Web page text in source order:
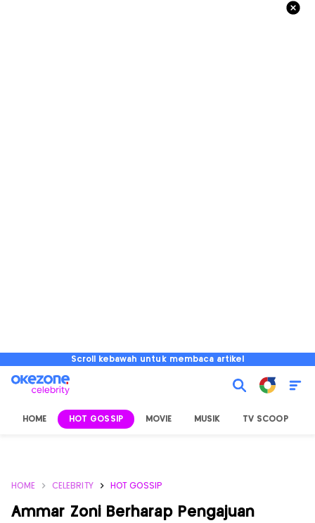
Scroll kebawah untuk membaca artikel
HOME HOT GOSSIP MOVIE MUSIK TV SCOOP
HOME CELEBRITY HOT GOSSIP
Ammar Zoni Berharap Pengajuan